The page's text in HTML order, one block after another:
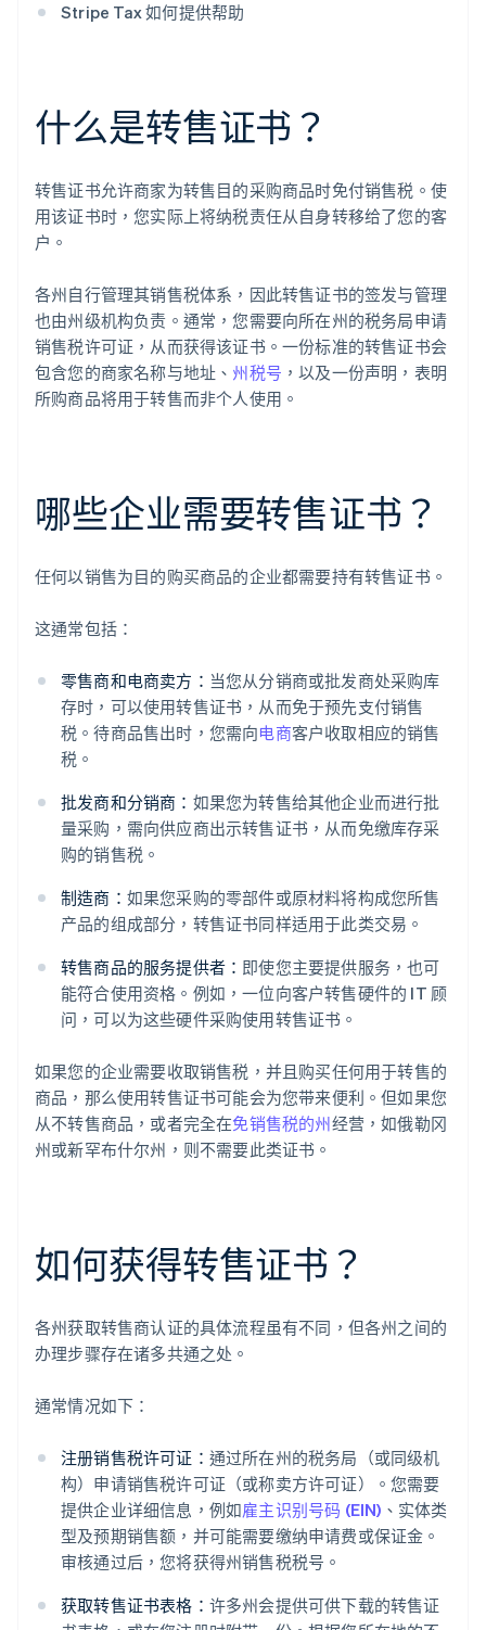
Stripe Tax 如何提供帮助
什么是转售证书？
转售证书允许商家为转售目的采购商品时免付销售税。使
用该证书时，您实际上将纳税责任从自身转移给了您的客
户。
各州自行管理其销售税体系，因此转售证书的签发与管理
也由州级机构负责。通常，您需要向所在州的税务局申请
销售税许可证，从而获得该证书。一份标准的转售证书会
包含您的商家名称与地址、 州税号 ，以及一份声明，表明
所购商品将用于转售而非个人使用。
哪些企业需要转售证书？
任何以销售为目的购买商品的企业都需要持有转售证书。
这通常包括：
零售商和电商卖方： 当您从分销商或批发商处采购库
存时，可以使用转售证书，从而免于预先支付销售
税。待商品售出时，您需向电商客户收取相应的销售
税。
批发商和分销商： 如果您为转售给其他企业而进行批
量采购，需向供应商出示转售证书，从而免缴库存采
购的销售税。
制造商： 如果您采购的零部件或原材料将构成您所售
产品的组成部分，转售证书同样适用于此类交易。
转售商品的服务提供者： 即使您主要提供服务，也可
能符合使用资格。例如，一位向客户转售硬件的 IT 顾
问，可以为这些硬件采购使用转售证书。
如果您的企业需要收取销售税，并且购买任何用于转售的
商品，那么使用转售证书可能会为您带来便利。但如果您
从不转售商品，或者完全在免销售税的州经营，如俄勒冈
州或新罕布什尔州，则不需要此类证书。
如何获得转售证书？
各州获取转售商认证的具体流程虽有不同，但各州之间的
办理步骤存在诸多共通之处。
通常情况如下：
注册销售税许可证： 通过所在州的税务局（或同级机
构）申请销售税许可证（或称卖方许可证）。您需要
提供企业详细信息，例如雇主识别号码 (EIN) 、实体类
型及预期销售额，并可能需要缴纳申请费或保证金。
审核通过后，您将获得州销售税税号。
获取转售证书表格： 许多州会提供可供下载的转售证